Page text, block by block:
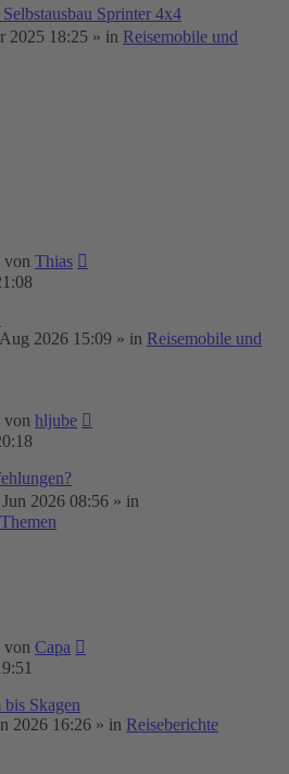
Sprinter 4x4
2025 18:25 » in Reisemobile und
von Thias
2026 15:09 » in Reisemobile und
von hljube
Jun 2026 08:56 » in
von Capa
bis Skagen
2026 16:26 » in Reiseberichte